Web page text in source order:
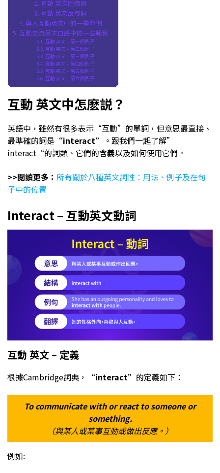
互動 英文同義詞
互動 英文反義詞
與人互動英文中的一些範例
互動交流英文口語中的一些範例
互動 英文 – 第一個例子
互動 英文 – 第二個例子
互動 英文 – 第三個例子
互動 英文 – 第四個例子
互動 英文 – 第五個例子
互動 英文 – 第六個例子
互動 英文中怎麽説？
英語中，雖然有很多表示“互動”的單詞，但意思最直接、
最準確的詞是 “interact”
。跟我們一起了解”
interact“的詞類、它們的含義以及如何使用它們。
>>閲讀更多： 所有關於八種英文詞性：用法、例子及在句
子中的位置
Interact – 互動英文動詞
互動 英文 – 定義
根據Cambridge詞典， “interact” 的定義如下：
To communicate with or react to someone or
something.
（與某人或某事互動或做出反應。）
例如: